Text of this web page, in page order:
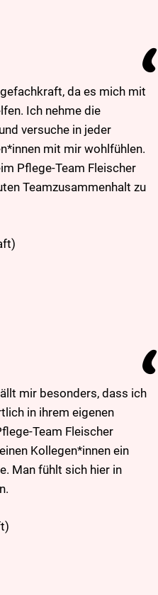
da es mich mit
Ich nehme die
versuche in jeder
mit mir wohlfühlen.
Pflege-Team Fleischer
Teamzusammenhalt zu
mir besonders, dass ich
in ihrem eigenen
Team Fleischer
Kollegen*innen ein
Man fühlt sich hier in